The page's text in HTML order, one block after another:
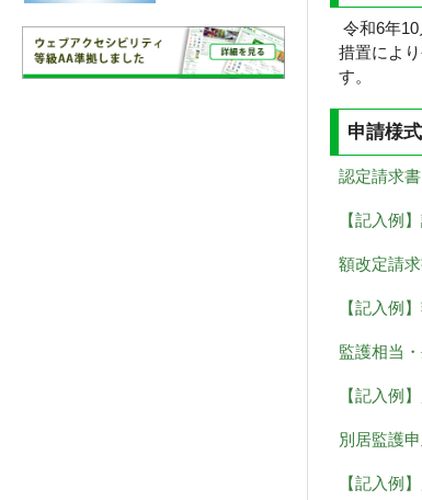
令
措置によ
す。
申請様
認定請求
【記入例
額改定請
【記入例
監護相当
【記入例
別居監護
【記入例